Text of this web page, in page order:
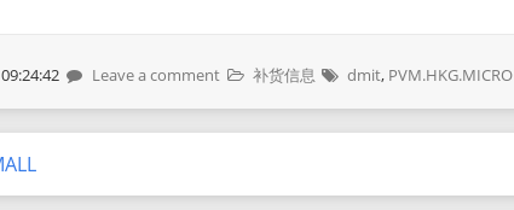
09:24:42 Leave a comment 补货信息 dmit, PVM.HKG.MICRO